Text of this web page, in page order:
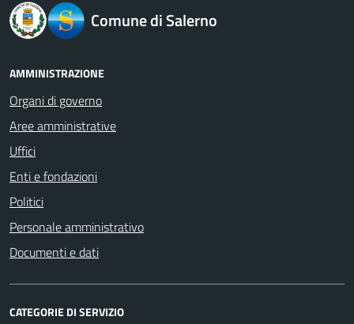
Comune di Salerno
AMMINISTRAZIONE
Organi di governo
Aree amministrative
Uffici
Enti e fondazioni
Politici
Personale amministrativo
Documenti e dati
CATEGORIE DI SERVIZIO